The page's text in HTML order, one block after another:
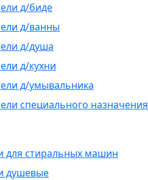
д/биде
д/ванны
д/душа
д/кухни
д/умывальника
специального назначения
для стиральных машин
душевые